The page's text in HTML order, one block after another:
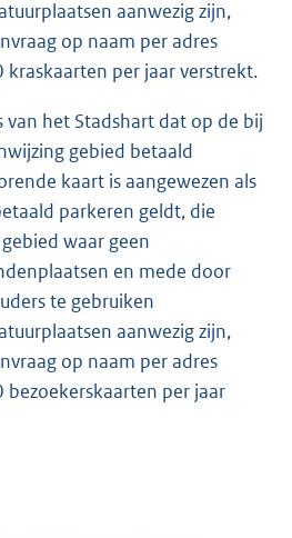
aanwezig zijn,
op naam per adres
kraskaarten per jaar verstrekt.
van het Stadshart dat op de bij
gebied betaald
kaart is aangewezen als
parkeren geldt, die
waar geen
en mede door
te gebruiken
aanwezig zijn,
op naam per adres
bezoekerskaarten per jaar